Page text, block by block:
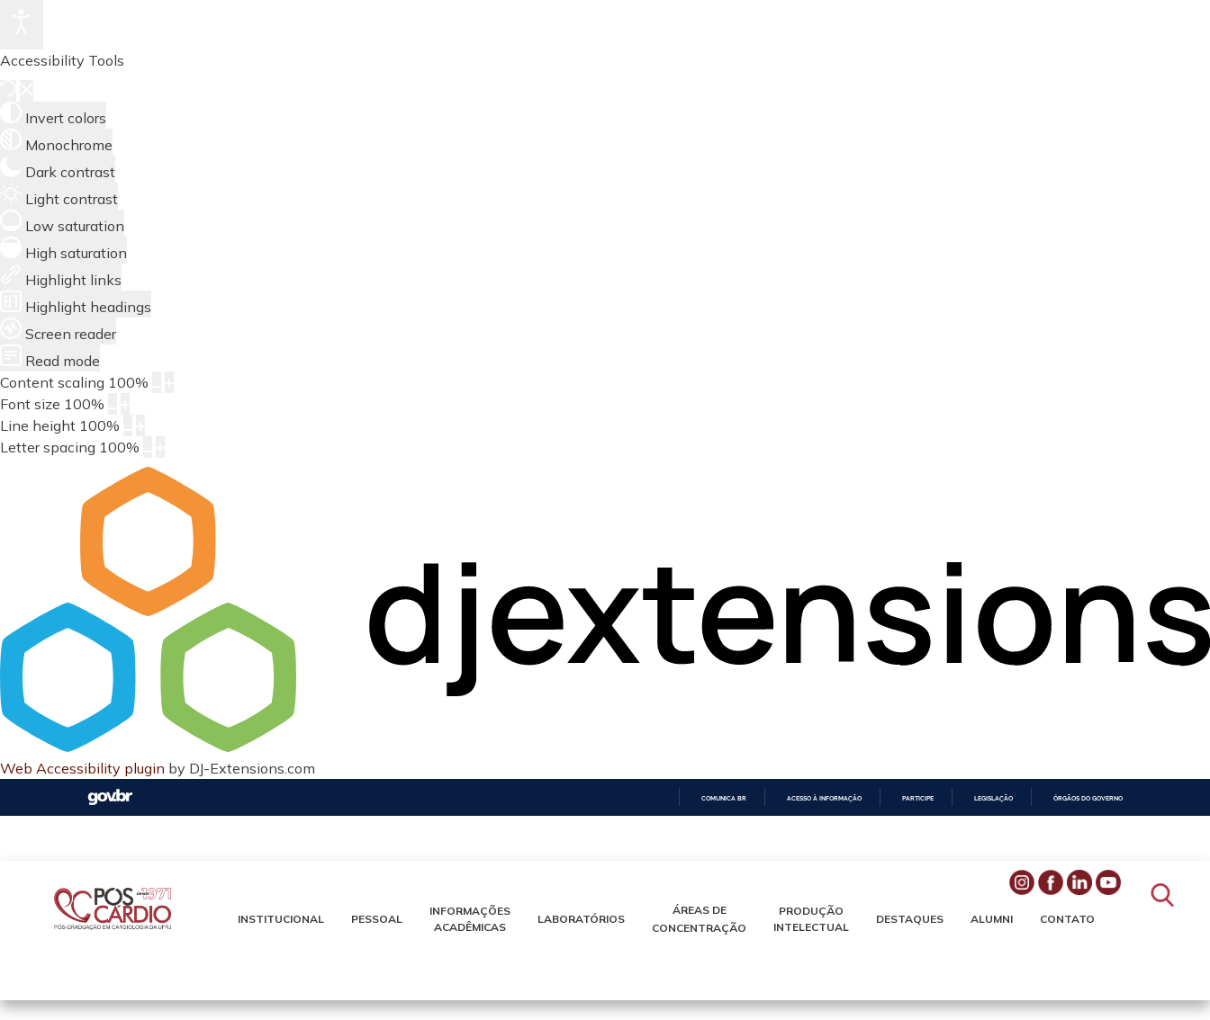
Accessibility Tools
Invert colors
Monochrome
Dark contrast
Light contrast
Low saturation
High saturation
Highlight links
Highlight headings
Screen reader
Read mode
Content scaling 100%
Font size 100%
Line height 100%
Letter spacing 100%
Web Accessibility plugin by DJ-Extensions.com
COMUNICA BR ACESSO À INFORMAÇÃO PARTICIPE LEGISLAÇÃO ÓRGÃOS DO GOVERNO
INSTITUCIONAL PESSOAL
INFORMAÇÕES
ACADÊMICAS
LABORATÓRIOS
ÁREAS DE
CONCENTRAÇÃO
PRODUÇÃO
INTELECTUAL
DESTAQUES ALUMNI CONTATO